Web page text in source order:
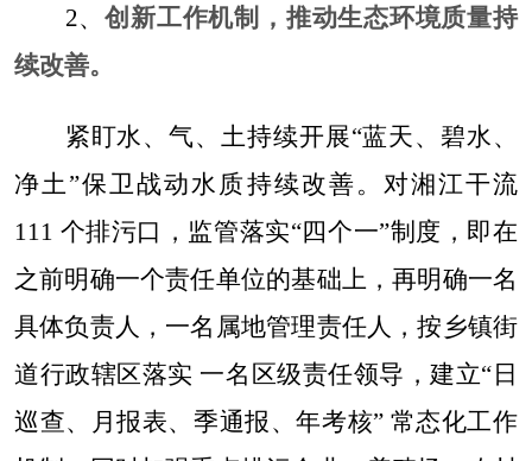
2、创新工作机制，推动生态环境质量持
续改善。
紧盯水、气、土持续开展“蓝天、碧水、
净土”保卫战动水质持续改善。对湘江干流
111 个排污口，监管落实“四个一”制度，即在
之前明确一个责任单位的基础上，再明确一名
具体负责人，一名属地管理责任人，按乡镇街
道行政辖区落实 一名区级责任领导，建立“ 日
巡查、月报表、季通报、年考核” 常态化工作